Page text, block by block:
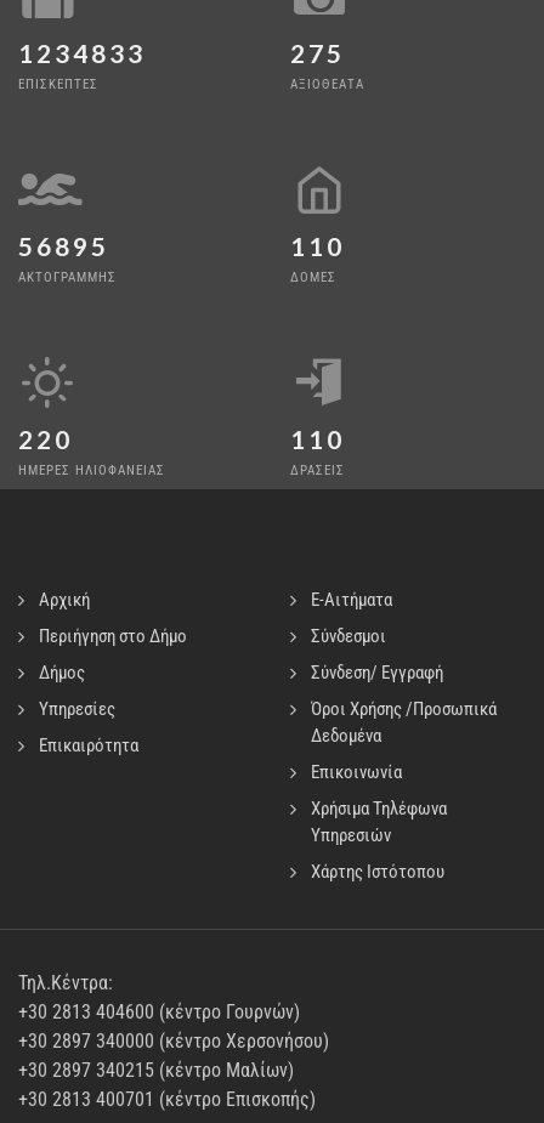
1234833
ΕΠΙΣΚΕΠΤΕΣ
275
ΑΞΙΟΘΕΑΤΑ
56895
ΑΚΤΟΓΡΑΜΜΗΣ
110
ΔΟΜΕΣ
220
ΗΜΕΡΕΣ ΗΛΙΟΦΑΝΕΙΑΣ
110
ΔΡΑΣΕΙΣ
Αρχική
Περιήγηση στο Δήμο
Δήμος
Υπηρεσίες
Επικαιρότητα
E-Αιτήματα
Σύνδεσμοι
Σύνδεση/ Εγγραφή
Όροι Χρήσης /Προσωπικά
Δεδομένα
Επικοινωνία
Χρήσιμα Τηλέφωνα
Υπηρεσιών
Χάρτης Ιστότοπου
Τηλ.Κέντρα:
+30 2813 404600 (κέντρο Γουρνών)
+30 2897 340000 (κέντρο Χερσονήσου)
+30 2897 340215 (κέντρο Μαλίων)
+30 2813 400701 (κέντρο Επισκοπής)